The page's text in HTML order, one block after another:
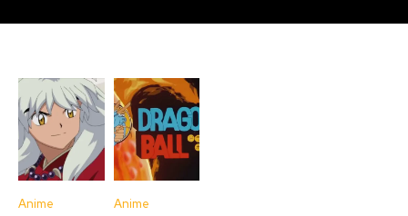
Anime Anime